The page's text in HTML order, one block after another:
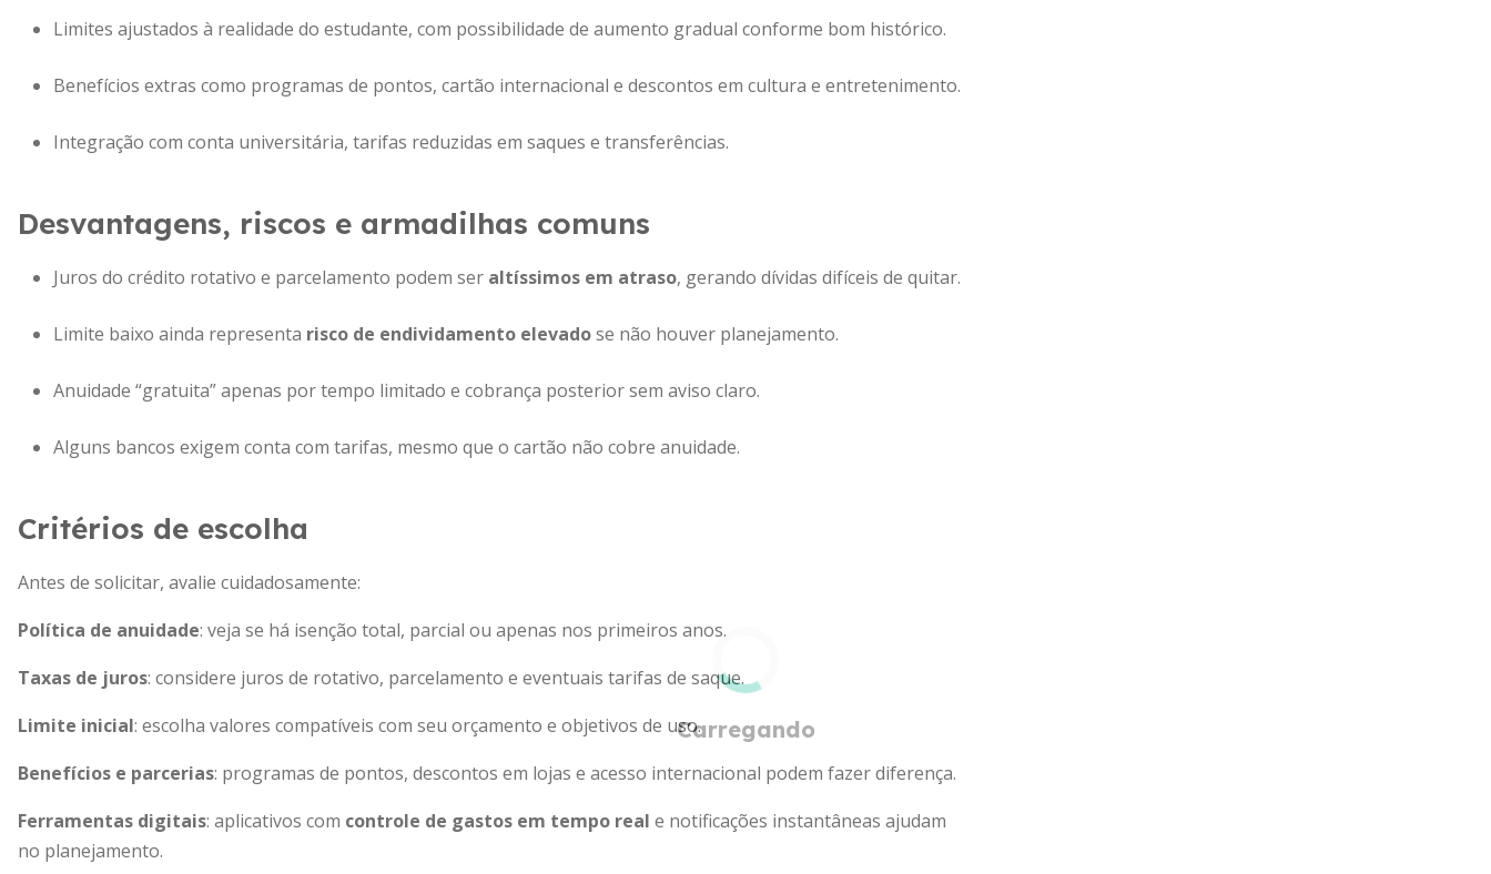
Limites ajustados à realidade do estudante, com possibilidade de aumento gradual conforme bom histórico.
Benefícios extras como programas de pontos, cartão internacional e descontos em cultura e entretenimento.
Integração com conta universitária, tarifas reduzidas em saques e transferências.
Desvantagens, riscos e armadilhas comuns
Juros do crédito rotativo e parcelamento podem ser altíssimos em atraso, gerando dívidas difíceis de quitar.
Limite baixo ainda representa risco de endividamento elevadose não houver planejamento.
Anuidade “gratuita” apenas por tempo limitado e cobrança posterior sem aviso claro.
Alguns bancos exigem conta com tarifas, mesmo que o cartão não cobre anuidade.
Critérios de escolha
Antes de solicitar, avalie cuidadosamente:
Política de anuidade: veja se há isenção total, parcial ou apenas nos primeiros anos.
Taxas de juros: considere juros de rotativo, parcelamento e eventuais tarifas de saque.
Limite inicial: escolha valores compatíveis com seu orçamento e objetivos de uso.
Benefícios e parcerias: programas de pontos, descontos em lojas e acesso internacional podem fazer diferença.
Ferramentas digitais: aplicativos com controle de gastos em tempo real e notificações instantâneas ajudam
no planejamento.